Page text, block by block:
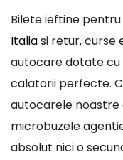
Bilete ieftine pentru
Italiasi retur, curse
autocare dotate
calatorii perfecte.
autocarele noastre
microbuzele
absolut nici o